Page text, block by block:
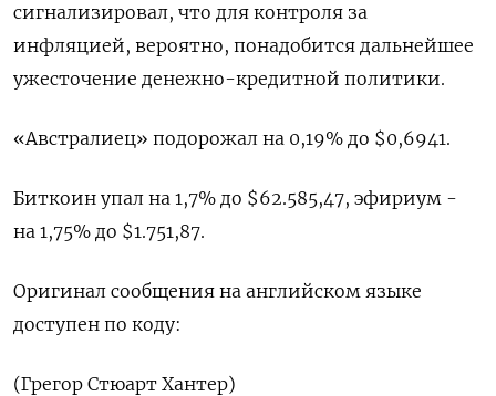
сигнализировал, что для контроля за
инфляцией, вероятно, ‌понадобится дальнейшее
ужесточение денежно-кредитной политики.
«Австралиец» подорожал на 0,19% до $0,6941.
Биткоин упал на ​1,7% до $62.585,47, эфириум -
на 1,75% до $1.751,87.
Оригинал сообщения на английском ‌языке
доступен по коду:
(Грегор Стюарт Хантер)